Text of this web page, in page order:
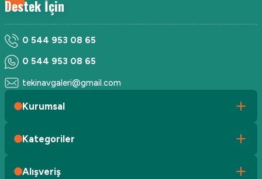
Destek İçin
0 544 953 08 65
0 544 953 08 65
tekinavgaleri@gmail.com
Kurumsal
Kategoriler
Alışveriş